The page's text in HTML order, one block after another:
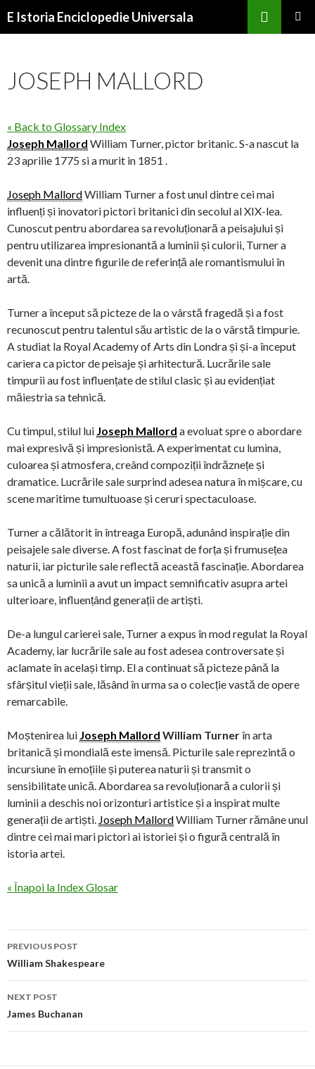
E Istoria Enciclopedie Universala
JOSEPH MALLORD
« Back to Glossary Index
Joseph Mallord William Turner, pictor britanic. S-a nascut la
23 aprilie 1775 si a murit in 1851 .
Joseph MallordWilliam Turner a fost unul dintre cei mai
influenți și inovatori pictori britanici din secolul al XIX-lea.
Cunoscut pentru abordarea sa revoluționară a peisajului și
pentru utilizarea impresionantă a luminii și culorii, Turner a
devenit una dintre figurile de referință ale romantismului în
artă.
Turner a început să picteze de la o vârstă fragedă și a fost
recunoscut pentru talentul său artistic de la o vârstă timpurie.
A studiat la Royal Academy of Arts din Londra și și-a început
cariera ca pictor de peisaje și arhitectură. Lucrările sale
timpurii au fost influențate de stilul clasic și au evidențiat
măiestria sa tehnică.
Cu timpul, stilul lui Joseph Mallord a evoluat spre o abordare
mai expresivă și impresionistă. A experimentat cu lumina,
culoarea și atmosfera, creând compoziții îndrăznețe și
dramatice. Lucrările sale surprind adesea natura în mișcare, cu
scene maritime tumultuoase și ceruri spectaculoase.
Turner a călătorit în întreaga Europă, adunând inspirație din
peisajele sale diverse. A fost fascinat de forța și frumusețea
naturii, iar picturile sale reflectă această fascinație. Abordarea
sa unică a luminii a avut un impact semnificativ asupra artei
ulterioare, influențând generații de artiști.
De-a lungul carierei sale, Turner a expus în mod regulat la Royal
Academy, iar lucrările sale au fost adesea controversate și
aclamate în același timp. El a continuat să picteze până la
sfârșitul vieții sale, lăsând în urma sa o colecție vastă de opere
remarcabile.
Moștenirea lui Joseph Mallord William Turnerîn arta
britanică și mondială este imensă. Picturile sale reprezintă o
incursiune în emoțiile și puterea naturii și transmit o
sensibilitate unică. Abordarea sa revoluționară a culorii și
luminii a deschis noi orizonturi artistice și a inspirat multe
generații de artiști. Joseph MallordWilliam Turner rămâne unul
dintre cei mai mari pictori ai istoriei și o figură centrală în
istoria artei.
« Înapoi la Index Glosar
Post
navigation
PREVIOUS POST
William Shakespeare
NEXT POST
James Buchanan